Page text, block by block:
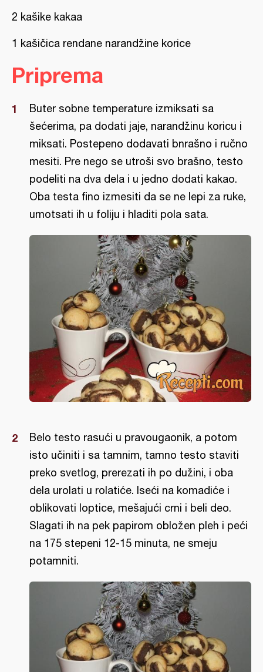
2 kašike kakaa
1 kašičica rendane narandžine korice
Priprema
Buter sobne temperature izmiksati sa
šećerima, pa dodati jaje, narandžinu koricu i
miksati. Postepeno dodavati bnrašno i ručno
mesiti. Pre nego se utroši svo brašno, testo
podeliti na dva dela i u jedno dodati kakao.
Oba testa fino izmesiti da se ne lepi za ruke,
umotsati ih u foliju i hladiti pola sata.
Belo testo rasući u pravougaonik, a potom
isto učiniti i sa tamnim, tamno testo staviti
preko svetlog, prerezati ih po dužini, i oba
dela urolati u rolatiće. Iseći na komadiće i
oblikovati loptice, mešajući crni i beli deo.
Slagati ih na pek papirom obložen pleh i peći
na 175 stepeni 12-15 minuta, ne smeju
potamniti.